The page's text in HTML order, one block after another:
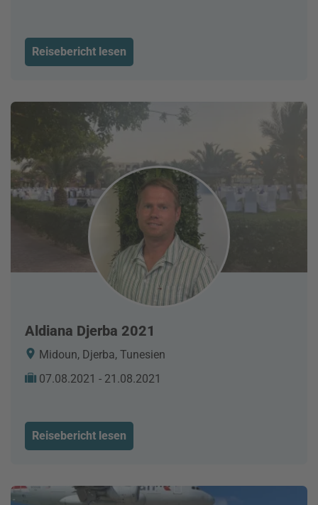
Reisebericht lesen
Aldiana Djerba 2021
Midoun, Djerba, Tunesien
07.08.2021 - 21.08.2021
Reisebericht lesen